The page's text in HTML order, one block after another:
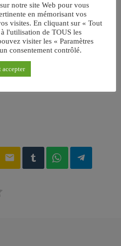
email
notre site Web pour vous
en mémorisant vos
visites. En cliquant sur « Tout
l'utilisation de TOUS les
visiter les « Paramètres
consentement contrôlé.
accepter